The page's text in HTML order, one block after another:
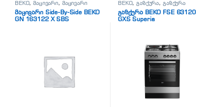
BEKO,მაცივარი, მაცივარი
მაცივარი Side-By-Side BEKO
GN 163122 X SBS
BEKO,გაზქურა, გაზქურა
გაზქურა BEKO FSE 63120
GXS Superia